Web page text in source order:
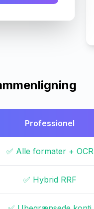
Professionel
✅ Alle formater + OCR
✅ Hybrid RRF